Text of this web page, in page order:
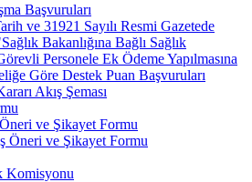
Başvuruları
ve 31921 Sayılı Resmi Gazetede
Bakanlığına Bağlı Sağlık
Personele Ek Ödeme Yapılmasına
Göre Destek Puan Başvuruları
Akış Şeması
ve Şikayet Formu
Öneri ve Şikayet Formu
Komisyonu